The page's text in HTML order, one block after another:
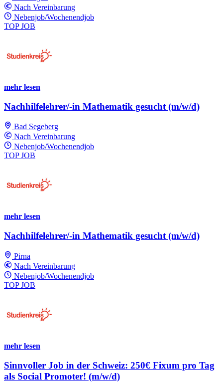
Nach Vereinbarung
Nebenjob/Wochenendjob
TOP JOB
mehr lesen
Nachhilfelehrer/-in Mathematik gesucht (m/w/d)
Bad Segeberg
Nach Vereinbarung
Nebenjob/Wochenendjob
TOP JOB
mehr lesen
Nachhilfelehrer/-in Mathematik gesucht (m/w/d)
Pirna
Nach Vereinbarung
Nebenjob/Wochenendjob
TOP JOB
mehr lesen
Sinnvoller Job in der Schweiz: 250€ Fixum pro Tag
als Social Promoter! (m/w/d)